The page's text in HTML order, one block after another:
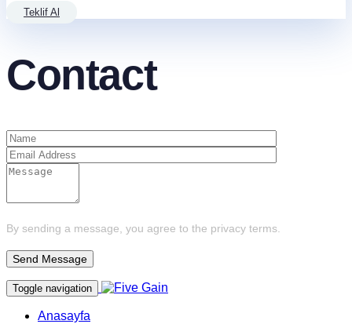
Teklif Al
Contact
By sending a message, you agree to the privacy terms.
Toggle navigation
Anasayfa